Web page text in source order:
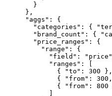
    }
  },
  "aggs": {
"categories": {
"brand_count": {
    "price_ranges": {
      "range": {
"field":
        "ranges": [
          { "to": 300 },
{ "from":
{ "from": 800